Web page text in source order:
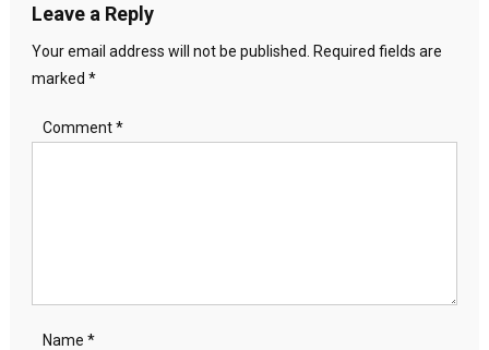
Leave a Reply
Your email address will not be published.
Required fields are
marked *
Comment*
Name *